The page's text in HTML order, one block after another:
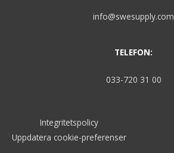
info@swesupply.com
TELEFON:
033-720 31 00
Integritetspolicy
Uppdatera cookie-preferenser